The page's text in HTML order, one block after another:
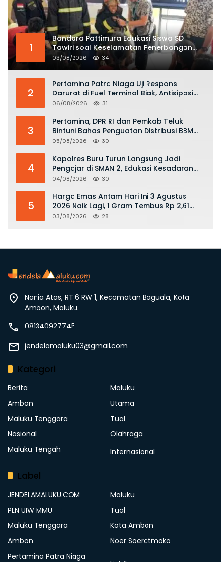
1
Bandara Pattimura Edukasi Siswa SD
Tawiri soal Keselamatan Penerbangan
dan Bahaya Bermain Layang-layang di
KKOP
03/08/2026 34
2
Pertamina Patra Niaga Uji Respons
Darurat di Fuel Terminal Biak, Antisipasi
Risiko Kebakaran dan Tumpahan BBM
06/08/2026 31
3
Pertamina, DPR RI dan Pemkab Teluk
Bintuni Bahas Penguatan Distribusi BBM
dan LPG
05/08/2026 30
4
Kapolres Buru Turun Langsung Jadi
Pengajar di SMAN 2, Edukasi Kesadaran
Hukum dan Stop Kekerasan
04/08/2026 30
5
Harga Emas Antam Hari Ini 3 Agustus
2026 Naik Lagi, 1 Gram Tembus Rp 2,61
Juta
03/08/2026 28
Nania Atas, RT 6 RW 1, Kecamatan Baguala, Kota
Ambon, Maluku.
081340927745
jendelamaluku03@gmail.com
Kategori
Berita
Maluku
Ambon
Utama
Maluku Tenggara
Tual
Nasional
Olahraga
Maluku Tengah
Internasional
Label
JENDELAMALUKU.COM
Maluku
PLN UIW MMU
Tual
Maluku Tenggara
Kota Ambon
Ambon
Noer Soeratmoko
Pertamina Patra Niaga